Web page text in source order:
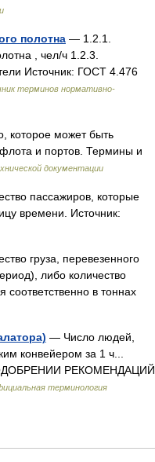
полотна — 1.2.1.
, чел/ч 1.2.3.
Источник: ГОСТ 4.476
терминов нормативно-
которое может быть
и портов. Термины и
документации
пассажиров, которые
времени. Источник:
груза, перевезенного
либо количество
соответственно в тоннах
— Число людей,
конвейером за 1 ч...
ОДОБРЕНИИ РЕКОМЕНДАЦИЙ
терминология